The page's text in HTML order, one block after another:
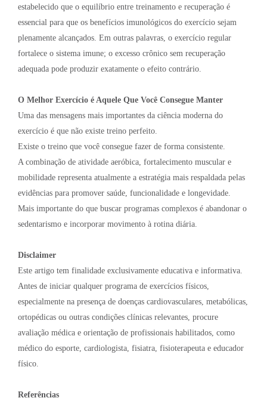
estabelecido que o equilíbrio entre treinamento e recuperação é
essencial para que os benefícios imunológicos do exercício sejam
plenamente alcançados. Em outras palavras, o exercício regular
fortalece o sistema imune; o excesso crônico sem recuperação
adequada pode produzir exatamente o efeito contrário.
O Melhor Exercício é Aquele Que Você Consegue Manter
Uma das mensagens mais importantes da ciência moderna do
exercício é que não existe treino perfeito.
Existe o treino que você consegue fazer de forma consistente.
A combinação de atividade aeróbica, fortalecimento muscular e
mobilidade representa atualmente a estratégia mais respaldada pelas
evidências para promover saúde, funcionalidade e longevidade.
Mais importante do que buscar programas complexos é abandonar o
sedentarismo e incorporar movimento à rotina diária.
Disclaimer
Este artigo tem finalidade exclusivamente educativa e informativa.
Antes de iniciar qualquer programa de exercícios físicos,
especialmente na presença de doenças cardiovasculares, metabólicas,
ortopédicas ou outras condições clínicas relevantes, procure
avaliação médica e orientação de profissionais habilitados, como
médico do esporte, cardiologista, fisiatra, fisioterapeuta e educador
físico.
Referências